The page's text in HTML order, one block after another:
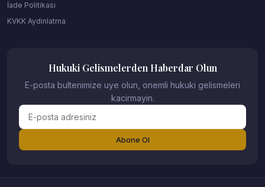
İade Politikası
KVKK Aydinlatma
Hukuki Gelismelerden Haberdar Olun
E-posta bultenimize uye olun, onemli hukuki gelismeleri
kacirmayin.
Abone Ol